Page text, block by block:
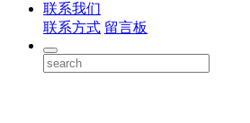
联系我们
联系方式 留言板